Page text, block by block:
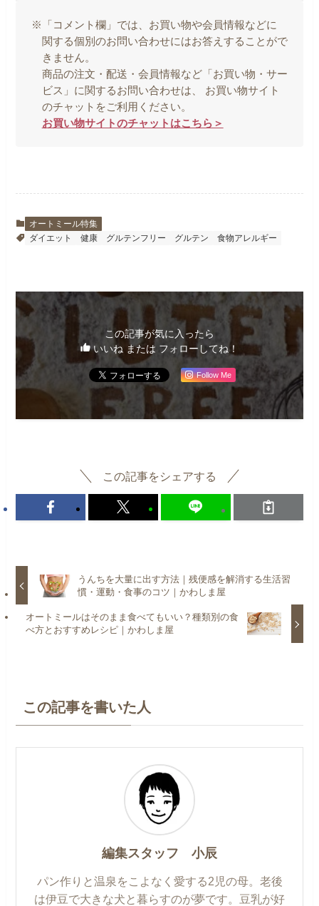
※「コメント欄」では、お買い物や会員情報などに
関する個別のお問い合わせにはお答えすることがで
きません。
商品の注文・配送・会員情報など「お買い物・サー
ビス」に関するお問い合わせは、 お買い物サイト
のチャットをご利用ください。
お買い物サイトのチャットはこちら＞
オートミール特集
ダイエット
健康 グルテンフリー グルテン 食物アレルギー
この記事が気に入ったら
いいね または フォローしてね！
Follow Me
この記事をシェアする
うんちを大量に出す方法｜残便感を解消する生活習
慣・運動・食事のコツ｜かわしま屋
オートミールはそのまま食べてもいい？種類別の食
べ方とおすすめレシピ｜かわしま屋
この記事を書いた人
編集スタッフ 小辰
パン作りと温泉をこよなく愛する2児の母。老後
は伊豆で大きな犬と暮らすのが夢です。豆乳が好